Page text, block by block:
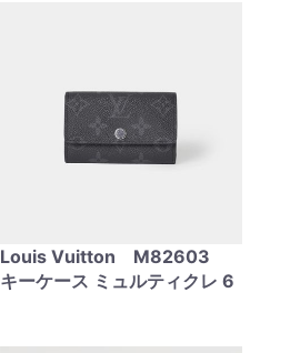
Louis Vuitton M82603
キーケース ミュルティクレ 6